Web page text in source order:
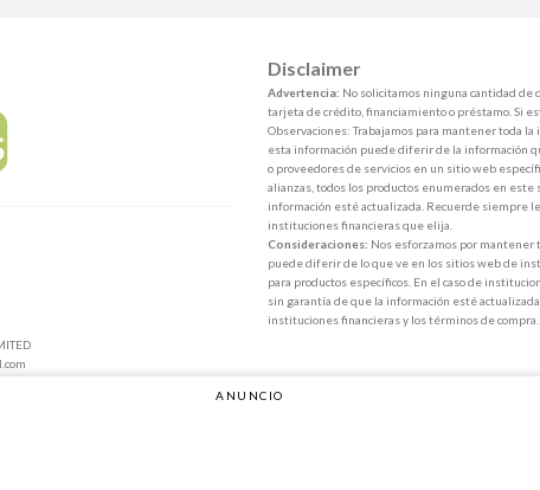
Disclaimer
Advertencia: No solicitamos ninguna cantidad de
tarjeta de crédito, financiamiento o préstamo. Si
Observaciones: Trabajamos para mantener toda
esta información puede diferir de la información
o proveedores de servicios en un sitio web
alianzas, todos los productos enumerados en
información esté actualizada. Recuerde siempre
instituciones financieras que elija.
Consideraciones: Nos esforzamos por mantener
puede diferir de lo que ve en los sitios web de
para productos específicos. En el caso de
sin garantía de que la información esté
instituciones financieras y los términos de compra.
ANUNCIO